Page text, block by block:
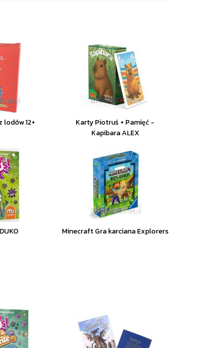
12+
Karty Piotruś + Pamięć -
Kapibara ALEX
Minecraft Gra karciana Explorers